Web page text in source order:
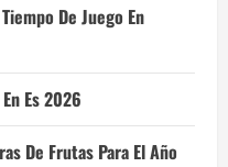
De Juego En
Es 2026
De Frutas Para El Año